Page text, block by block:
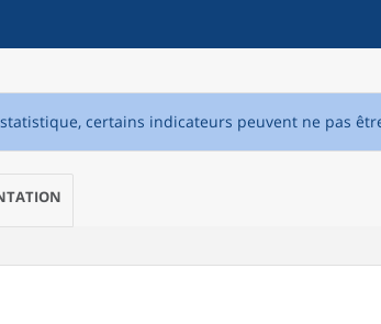
certains indicateurs peuvent ne pas